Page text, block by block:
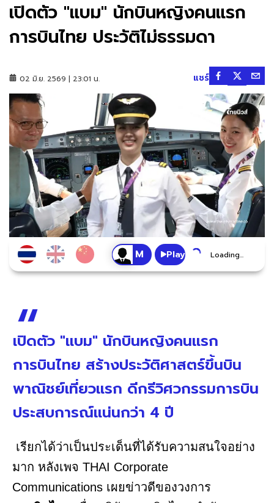
เปิดตัว "แบม" นักบินหญิงคนแรก
การบินไทย ประวัติไม่ธรรมดา
02 มิ.ย. 2569 | 23:01 น. แชร์
Play Loading...
เปิดตัว "แบม" นักบินหญิงคนแรก
การบินไทย สร้างประวัติศาสตร์ขึ้นบิน
พาณิชย์เที่ยวแรก ดีกรีวิศวกรรมการบิน
ประสบการณ์แน่นกว่า 4 ปี
เรียกได้ว่าเป็นประเด็นที่ได้รับความสนใจอย่าง
มาก หลังเพจ THAI Corporate
Communications เผยข่าวดีของวงการ